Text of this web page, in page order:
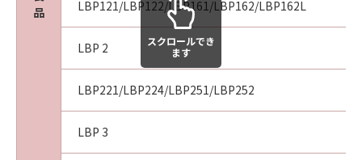
品
LBP121/LBP122/LBP161/LBP162/LBP162L
LBP 2
LBP221/LBP224/LBP251/LBP252
LBP 3
スクロールでき
ます